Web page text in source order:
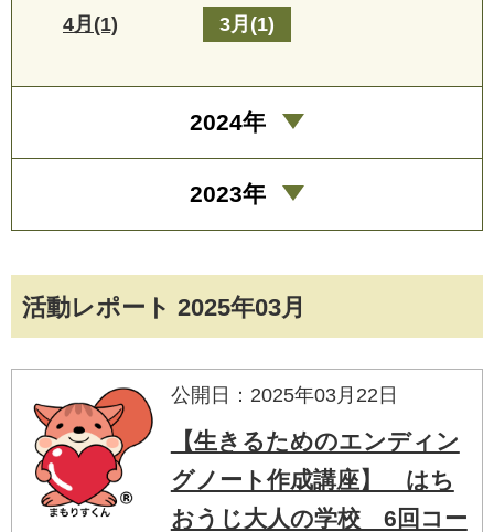
活動レポート 2025年03月
公開日：2025年03月22日
【生きるためのエンディン
グノート作成講座】 はち
おうじ大人の学校 6回コー
4月(1) 3月(1)
2024年
2023年